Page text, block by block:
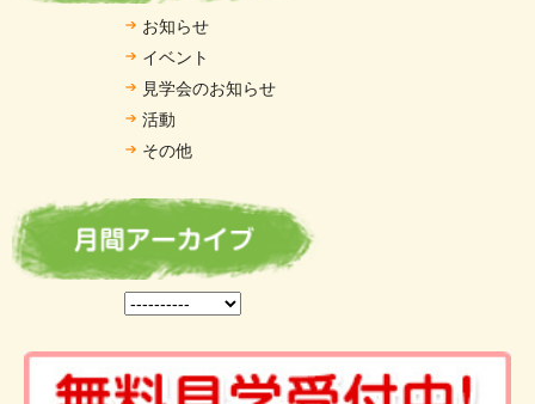
お知らせ
イベント
見学会のお知らせ
活動
その他